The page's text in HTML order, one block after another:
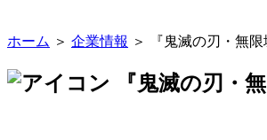
ホーム ＞ 企業情報 ＞ 『鬼滅の刃・無
『鬼滅の刃・